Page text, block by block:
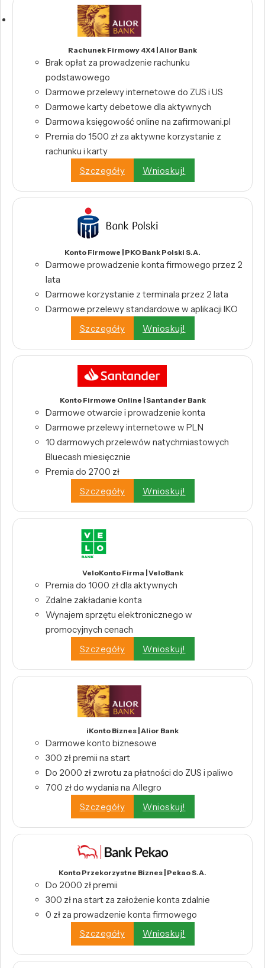
Rachunek Firmowy 4X4 | Alior Bank
Brak opłat za prowadzenie rachunku
podstawowego
Darmowe przelewy internetowe do ZUS i US
Darmowe karty debetowe dla aktywnych
Darmowa księgowość online na zafirmowani.pl
Premia do 1500 zł za aktywne korzystanie z
rachunku i karty
Szczegóły
Wnioskuj!
Konto Firmowe | PKO Bank Polski S.A.
Darmowe prowadzenie konta firmowego przez 2
lata
Darmowe korzystanie z terminala przez 2 lata
Darmowe przelewy standardowe w aplikacji IKO
Szczegóły
Wnioskuj!
Konto Firmowe Online | Santander Bank
Darmowe otwarcie i prowadzenie konta
Darmowe przelewy internetowe w PLN
10 darmowych przelewów natychmiastowych
Bluecash miesięcznie
Premia do 2700 zł
Szczegóły
Wnioskuj!
VeloKonto Firma | VeloBank
Premia do 1000 zł dla aktywnych
Zdalne zakładanie konta
Wynajem sprzętu elektronicznego w
promocyjnych cenach
Szczegóły
Wnioskuj!
iKonto Biznes | Alior Bank
Darmowe konto biznesowe
300 zł premii na start
Do 2000 zł zwrotu za płatności do ZUS i paliwo
700 zł do wydania na Allegro
Szczegóły
Wnioskuj!
Konto Przekorzystne Biznes | Pekao S.A.
Do 2000 zł premii
300 zł na start za założenie konta zdalnie
0 zł za prowadzenie konta firmowego
Szczegóły
Wnioskuj!